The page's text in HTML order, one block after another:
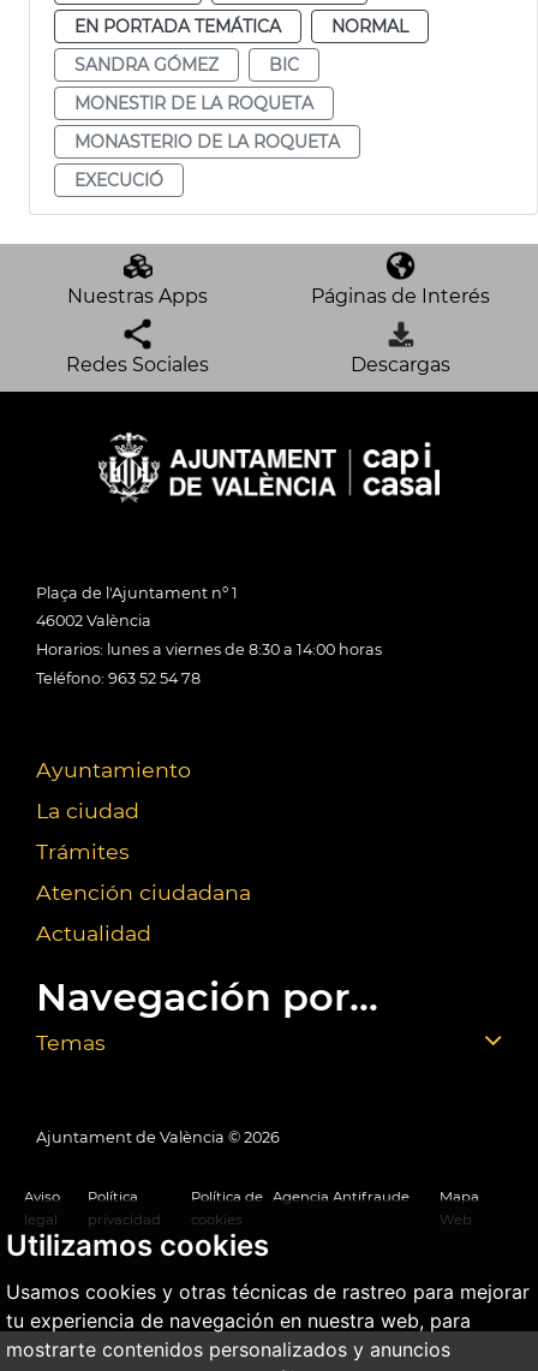
Utilizamos cookies
Usamos cookies y otras técnicas de rastreo para mejorar
tu experiencia de navegación en nuestra web, para
mostrarte contenidos personalizados y anuncios
EN PORTADA TEMÁTICA
NORMAL
SANDRA GÓMEZ
BIC
MONESTIR DE LA ROQUETA
MONASTERIO DE LA ROQUETA
EXECUCIÓ
Nuestras Apps Páginas de Interés
Redes Sociales Descargas
Plaça de l'Ajuntament nº 1
46002 València
Horarios: lunes a viernes de 8:30 a 14:00 horas
Teléfono: 963 52 54 78
Ayuntamiento
La ciudad
Trámites
Atención ciudadana
Actualidad
Navegación por...
Temas
Ajuntament de València © 2026
Aviso
legal
Política
privacidad
Política de
cookies
Agencia Antifraude
Mapa
Web